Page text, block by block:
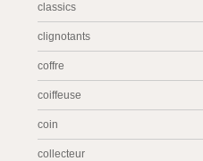
classics
clignotants
coffre
coiffeuse
coin
collecteur